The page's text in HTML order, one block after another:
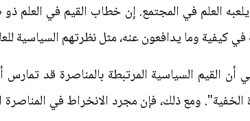
العلم في المجتمع. إن خطاب القيم في
كيفية وما يدافعون عنه، مثل نظرتهم السياسية
القيم السياسية المرتبطة بالمناصرة قد تمارس
ومع ذلك، فإن مجرد الانخراط في